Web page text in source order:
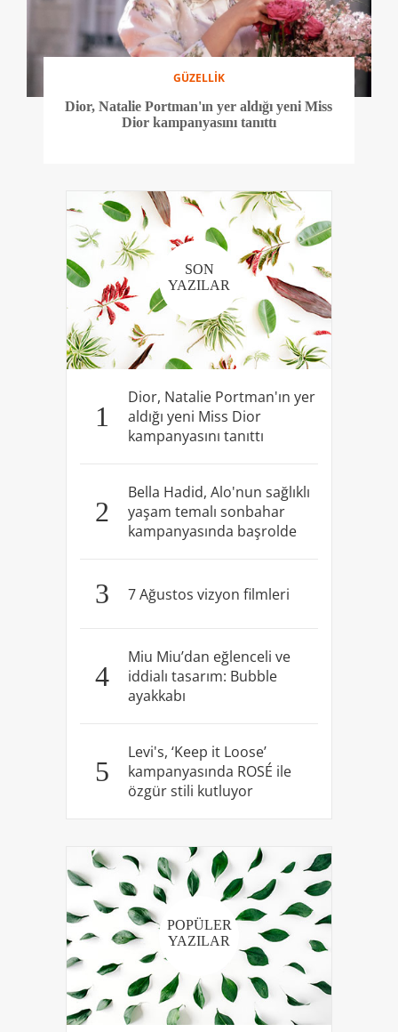
GÜZELLİK
Dior, Natalie Portman'ın yer aldığı yeni Miss
Dior kampanyasını tanıttı
SON
YAZILAR
1
Dior, Natalie Portman'ın yer
aldığı yeni Miss Dior
kampanyasını tanıttı
2
Bella Hadid, Alo'nun sağlıklı
yaşam temalı sonbahar
kampanyasında başrolde
3 7 Ağustos vizyon filmleri
4
Miu Miu’dan eğlenceli ve
iddialı tasarım: Bubble
ayakkabı
5
Levi's, ‘Keep it Loose’
kampanyasında ROSÉ ile
özgür stili kutluyor
POPÜLER
YAZILAR